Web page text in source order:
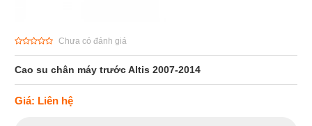
Chưa có đánh giá
Cao su chân máy trước Altis 2007-2014
Giá: Liên hệ